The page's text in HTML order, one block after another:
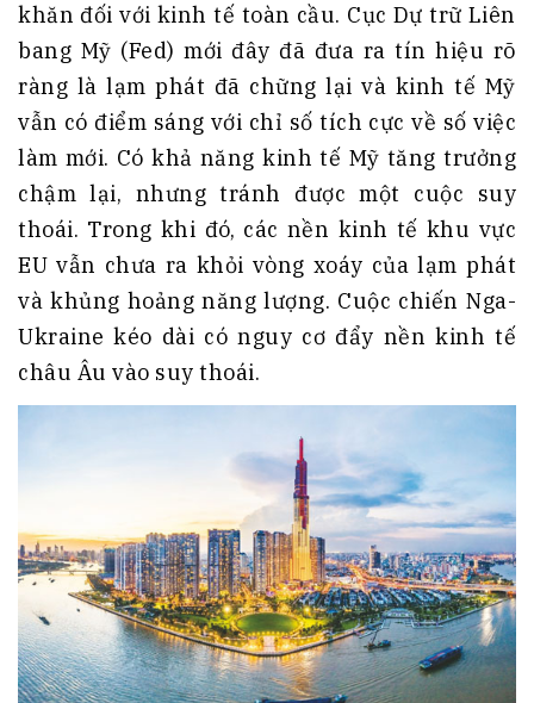
khăn đối với kinh tế toàn cầu. Cục Dự trữ Liên
bang Mỹ (Fed) mới đây đã đưa ra tín hiệu rõ
ràng là lạm phát đã chững lại và kinh tế Mỹ
vẫn có điểm sáng với chỉ số tích cực về số việc
làm mới. Có khả năng kinh tế Mỹ tăng trưởng
chậm lại, nhưng tránh được một cuộc suy
thoái. Trong khi đó, các nền kinh tế khu vực
EU vẫn chưa ra khỏi vòng xoáy của lạm phát
và khủng hoảng năng lượng. Cuộc chiến Nga-
Ukraine kéo dài có nguy cơ đẩy nền kinh tế
châu Âu vào suy thoái.